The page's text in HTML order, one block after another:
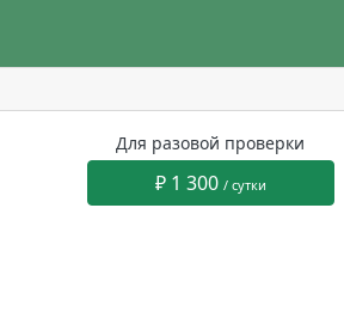
Для разовой проверки
₽ 1 300 / сутки